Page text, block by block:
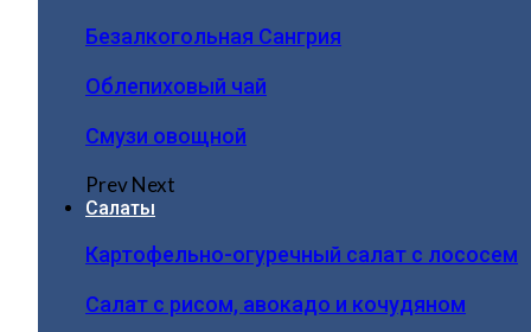
Безалкогольная Сангрия
Облепиховый чай
Смузи овощной
PrevNext
Салаты
Картофельно-огуречный салат с лососем
Салат с рисом, авокадо и кочудяном